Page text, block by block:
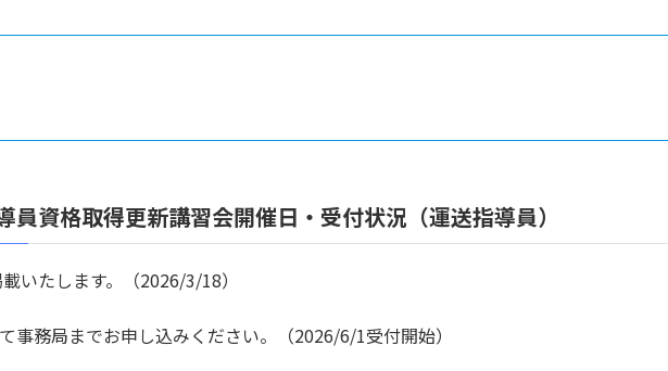
員資格取得更新講習会開催日・受付状況（運送指導員）
いたします。（2026/3/18）
事務局までお申し込みください。（2026/6/1受付開始）